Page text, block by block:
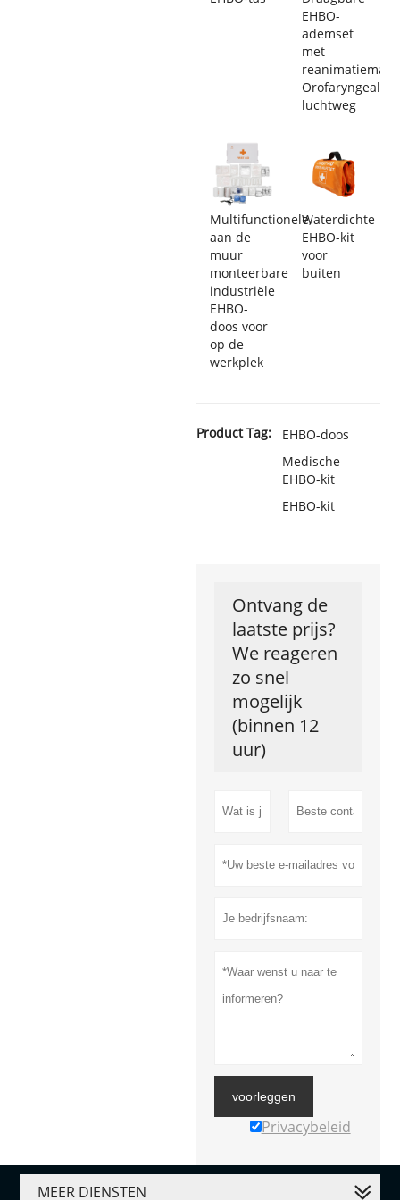
EHBO-
ademset
met
Orofaryngeale
luchtweg
Multifunctionele,
aan de
muur
monteerbare
industriële
EHBO-
doos voor
op de
werkplek
Waterdichte
EHBO-kit
voor
buiten
Product Tag:
EHBO-doos
Medische
EHBO-kit
EHBO-kit
Ontvang de
laatste prijs?
We reageren
zo snel
mogelijk
(binnen 12
uur)
voorleggen
Privacybeleid
MEER DIENSTEN